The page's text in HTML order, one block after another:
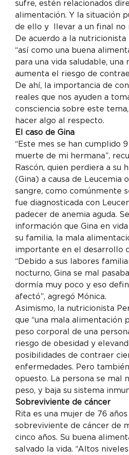
sufre, estén relacionados
alimentación. Y la situación
de ello y  llevar a un final no
De acuerdo a la nutricionista
“así como una buena
para una vida saludable, una
aumenta el riesgo de
De ahí, la importancia de
reales que nos ayuden a
consciencia sobre este
hacer algo al respecto.
El caso de Gina
“Este mes se han cumplido
muerte de mi hermana”,
Rascón, quien perdiera a su
(Gina) a causa de Leucemia
sangre, como comúnmente
fue diagnosticada con
padecer de anemia aguda.
información que Gina en
su familia, la mala
importante en el desarrollo
“Debido a sus labores
nocturno, Gina se mal
dormía muy poco y eso
afectó”, agregó Mónica.
Asimismo, la nutricionista
que “una mala alimentación
peso corporal de una
riesgo de obesidad y
posibilidades de contraer
enfermedades. Pero
opuesto. La persona se mal
peso, y baja su sistema
Sobreviviente de cáncer
Rita es una mujer de 76 años
sobreviviente de cáncer de
cinco años. Su buena
salvado la vida. “Altos